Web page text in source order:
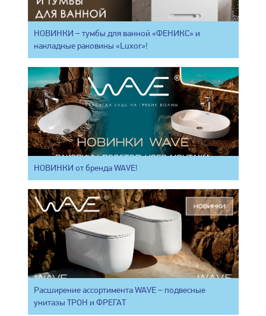
НОВИНКИ – тумбы для ванной «ФЕНИКС» и
накладные раковины «Luxor»!
НОВИНКИ от бренда WAVE!
Расширение ассортимента WAVE – подвесные
унитазы ТРОН и ФРЕГАТ